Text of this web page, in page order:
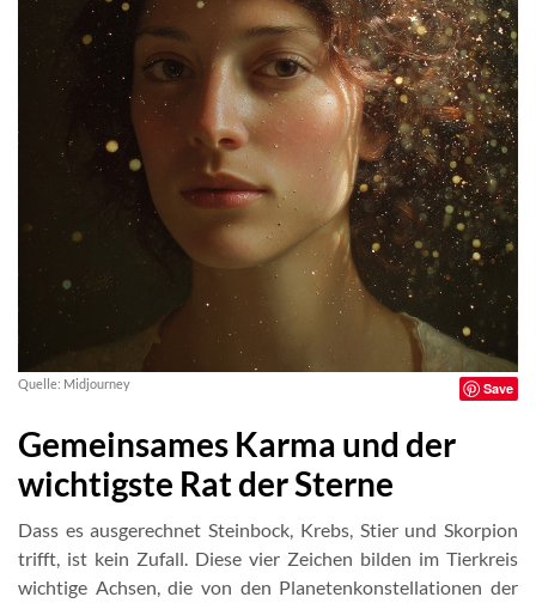
Quelle: Midjourney Save
Gemeinsames Karma und der
wichtigste Rat der Sterne
Dass es ausgerechnet Steinbock, Krebs, Stier und Skorpion
trifft, ist kein Zufall. Diese vier Zeichen bilden im Tierkreis
wichtige Achsen, die von den Planetenkonstellationen der